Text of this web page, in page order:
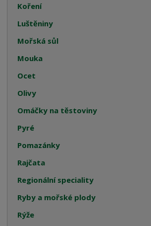
Koření
Luštěniny
Mořská sůl
Mouka
Ocet
Olivy
Omáčky na těstoviny
Pyré
Pomazánky
Rajčata
Regionální speciality
Ryby a mořské plody
Rýže